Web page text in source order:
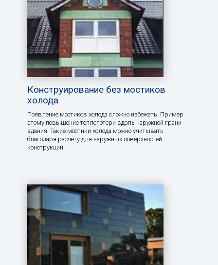
Конструирование без мостиков
холода
Появление мостиков холода сложно избежать. Пример
этому повышение теплопотери вдоль наружной грани
здания. Такие мостики холода можно учитывать
благодаря расчёту для наружных поверхностей
конструкций.